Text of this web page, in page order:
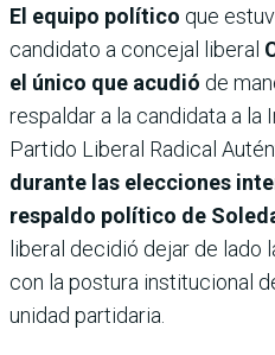
El equipo político que
candidato a concejal liberal
el único que acudió de
respaldar a la candidata a la
Partido Liberal Radical
durante las elecciones
respaldo político de
liberal decidió dejar de lado
con la postura institucional
unidad partidaria.